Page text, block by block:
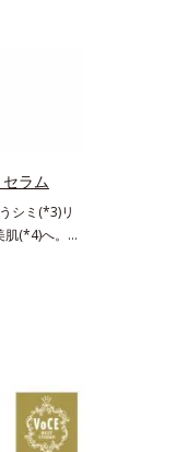
ラム
シミ(*3)リ
(*4)へ。先
(*4)へ。今
、自分史上
すには、美
ミを予防す
スパンテノ
と考えられ
、粉砕と排